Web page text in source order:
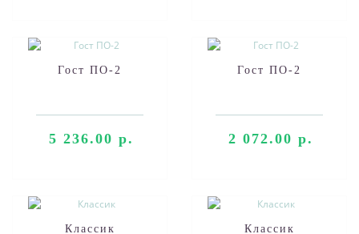
Гост ПО-2
5 236.00 р.
Гост ПО-2
2 072.00 р.
Классик Классик